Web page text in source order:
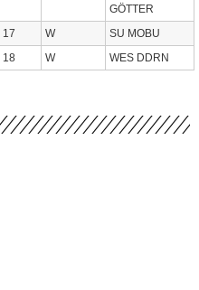
GÖTTER
17
W
SU MOBU
18
W WES DDRN